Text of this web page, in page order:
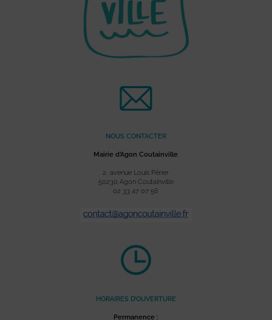
NOUS CONTACTER
Mairie d’Agon Coutainville
2, avenue Louis Périer
50230 Agon Coutainville
02 33 47 07 56
HORAIRES D’OUVERTURE
Permanence :